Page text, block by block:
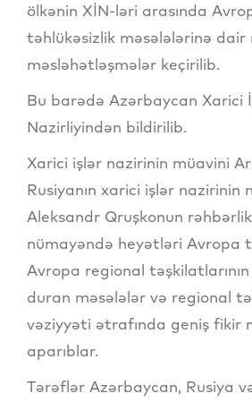
ölkənin XİN-ləri arasında
təhlükəsizlik məsələlərinə dair
məsləhətləşmələr keçirilib.
Bu barədə Azərbaycan Xarici
Nazirliyindən bildirilib.
Xarici işlər nazirinin müavini
Rusiyanın xarici işlər nazirinin
Aleksandr Qruşkonun
nümayəndə heyətləri Avropa
Avropa regional
duran məsələlər və regional
vəziyyəti ətrafında geniş fikir
aparıblar.
Tərəflər Azərbaycan, Rusiya